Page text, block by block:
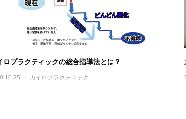
ロプラクティックの総合指導法とは？
カイロプラクティック